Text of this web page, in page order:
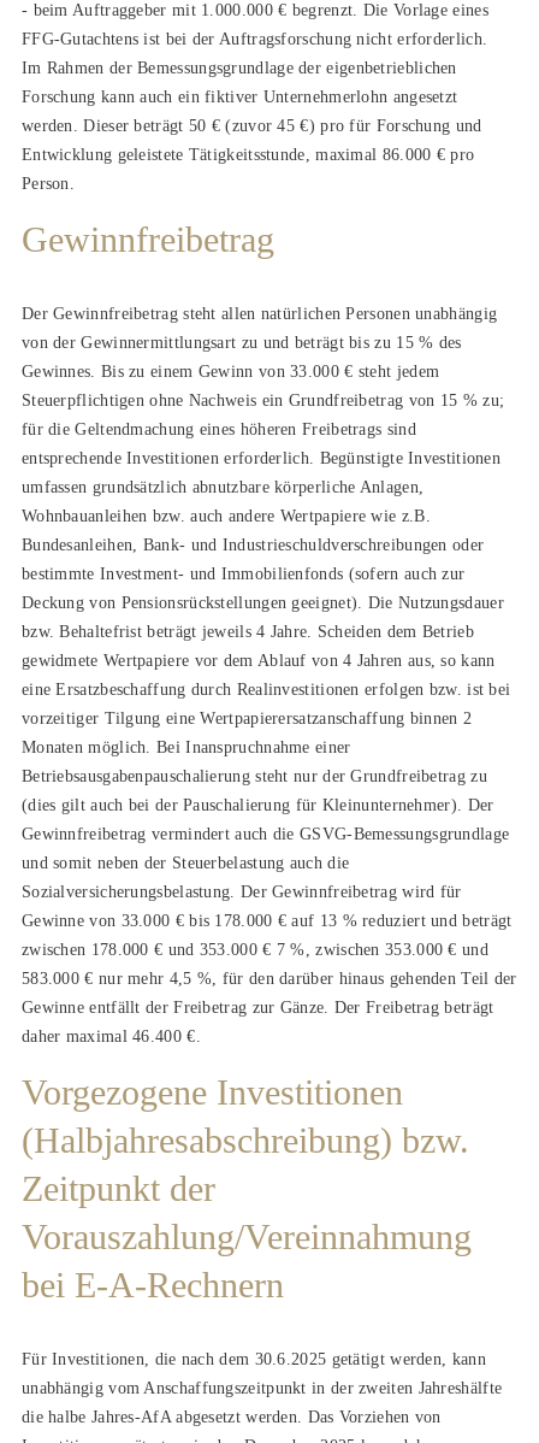
- beim Auftraggeber mit 1.000.000 € begrenzt. Die Vorlage eines
FFG-Gutachtens ist bei der Auftragsforschung nicht erforderlich.
Im Rahmen der Bemessungsgrundlage der eigenbetrieblichen
Forschung kann auch ein fiktiver Unternehmerlohn angesetzt
werden. Dieser beträgt 50 € (zuvor 45 €) pro für Forschung und
Entwicklung geleistete Tätigkeitsstunde, maximal 86.000 € pro
Person.
Gewinnfreibetrag
Der Gewinnfreibetrag steht allen natürlichen Personen unabhängig
von der Gewinnermittlungsart zu und beträgt bis zu 15 % des
Gewinnes. Bis zu einem Gewinn von 33.000 € steht jedem
Steuerpflichtigen ohne Nachweis ein Grundfreibetrag von 15 % zu;
für die Geltendmachung eines höheren Freibetrags sind
entsprechende Investitionen erforderlich. Begünstigte Investitionen
umfassen grundsätzlich abnutzbare körperliche Anlagen,
Wohnbauanleihen bzw. auch andere Wertpapiere wie z.B.
Bundesanleihen, Bank- und Industrieschuldverschreibungen oder
bestimmte Investment- und Immobilienfonds (sofern auch zur
Deckung von Pensionsrückstellungen geeignet). Die Nutzungsdauer
bzw. Behaltefrist beträgt jeweils 4 Jahre. Scheiden dem Betrieb
gewidmete Wertpapiere vor dem Ablauf von 4 Jahren aus, so kann
eine Ersatzbeschaffung durch Realinvestitionen erfolgen bzw. ist bei
vorzeitiger Tilgung eine Wertpapierersatzanschaffung binnen 2
Monaten möglich. Bei Inanspruchnahme einer
Betriebsausgabenpauschalierung steht nur der Grundfreibetrag zu
(dies gilt auch bei der Pauschalierung für Kleinunternehmer). Der
Gewinnfreibetrag vermindert auch die GSVG-Bemessungsgrundlage
und somit neben der Steuerbelastung auch die
Sozialversicherungsbelastung. Der Gewinnfreibetrag wird für
Gewinne von 33.000 € bis 178.000 € auf 13 % reduziert und beträgt
zwischen 178.000 € und 353.000 € 7 %, zwischen 353.000 € und
583.000 € nur mehr 4,5 %, für den darüber hinaus gehenden Teil der
Gewinne entfällt der Freibetrag zur Gänze. Der Freibetrag beträgt
daher maximal 46.400 €.
Vorgezogene Investitionen
(Halbjahresabschreibung) bzw.
Zeitpunkt der
Vorauszahlung/Vereinnahmung
bei E-A-Rechnern
Für Investitionen, die nach dem 30.6.2025 getätigt werden, kann
unabhängig vom Anschaffungszeitpunkt in der zweiten Jahreshälfte
die halbe Jahres-AfA abgesetzt werden. Das Vorziehen von